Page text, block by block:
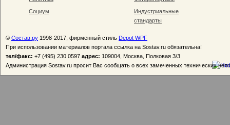
Социум
Индустриальные
стандарты
© Состав.ру 1998-2017, фирменный стиль Depot WPF
При использовании материалов портала ссылка на Sostav.ru обязательна!
тел/факс: +7 (495) 230 0597 адрес: 109004, Москва, Полковая 3/3
Администрация Sostav.ru просит Вас сообщать о всех замеченных технических